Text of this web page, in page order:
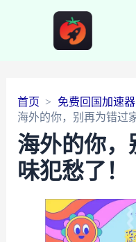
首页
免费回国加速器
海外的你，别再为错过
海外的你，
味犯愁了！